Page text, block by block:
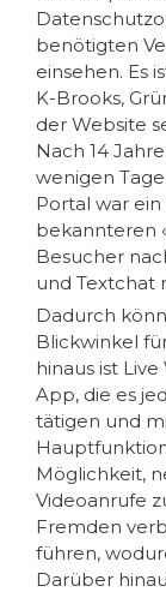
benötigten
einsehen. Es
K-Brooks,
der Website
Nach 14
wenigen
Portal war
bekannteren
Besucher
und Textchat
Dadurch
Blickwinkel
hinaus ist
App, die es
tätigen und
Möglichkeit,
Videoanrufe
Fremden
führen,
Darüber